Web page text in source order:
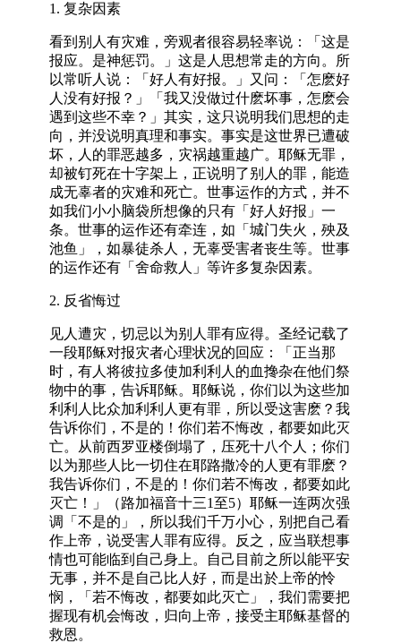
1. 复杂因素
看到别人有灾难，旁观者很容易轻率说：「这是
报应。是神惩罚。」这是人思想常走的方向。所
以常听人说：「好人有好报。」又问：「怎麽好
人没有好报？」「我又没做过什麽坏事，怎麽会
遇到这些不幸？」其实，这只说明我们思想的走
向，并没说明真理和事实。事实是这世界已遭破
坏，人的罪恶越多，灾祸越重越广。耶稣无罪，
却被钉死在十字架上，正说明了别人的罪，能造
成无辜者的灾难和死亡。世事运作的方式，并不
如我们小小脑袋所想像的只有「好人好报」一
条。世事的运作还有牵连，如「城门失火，殃及
池鱼」，如暴徒杀人，无辜受害者丧生等。世事
的运作还有「舍命救人」等许多复杂因素。
2. 反省悔过
见人遭灾，切忌以为别人罪有应得。圣经记载了
一段耶稣对报灾者心理状况的回应：「正当那
时，有人将彼拉多使加利利人的血搀杂在他们祭
物中的事，告诉耶稣。耶稣说，你们以为这些加
利利人比众加利利人更有罪，所以受这害麽？我
告诉你们，不是的！你们若不悔改，都要如此灭
亡。从前西罗亚楼倒塌了，压死十八个人；你们
以为那些人比一切住在耶路撒冷的人更有罪麽？
我告诉你们，不是的！你们若不悔改，都要如此
灭亡！」（路加福音十三1至5）耶稣一连两次强
调「不是的」，所以我们千万小心，别把自己看
作上帝，说受害人罪有应得。反之，应当联想事
情也可能临到自己身上。自己目前之所以能平安
无事，并不是自己比人好，而是出於上帝的怜
悯，「若不悔改，都要如此灭亡」，我们需要把
握现有机会悔改，归向上帝，接受主耶稣基督的
救恩。